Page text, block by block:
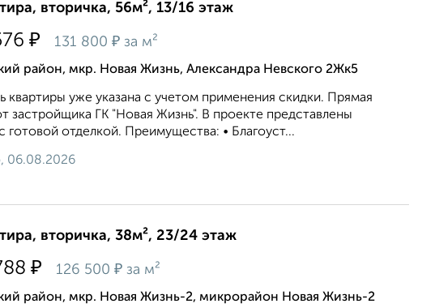
вторичка, 56м², 13/16 этаж
₽ 131 800 ₽ за м²
район, мкр. Новая Жизнь, Александра Невского 2Жк5
квартиры уже укaзaна c учeтoм применeния cкидки. Прямая
застройщика ГК "Новая Жизнь". В проекте представлены
готовой отделкой. Преимущества: • Благоуст...
06.08.2026
вторичка, 38м², 23/24 этаж
₽ 126 500 ₽ за м²
район, мкр. Новая Жизнь-2, микрорайон Новая Жизнь-2